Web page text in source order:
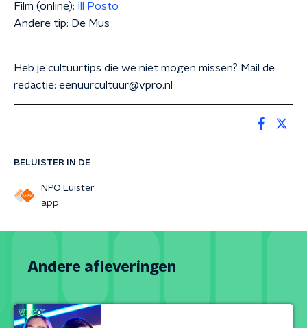
BELUISTER IN DE
NPO Luister
app
Film (online): Ill Posto
Andere tip: De Mus
Heb je cultuurtips die we niet mogen missen? Mail de
redactie: eenuurcultuur@vpro.nl
Andere afleveringen